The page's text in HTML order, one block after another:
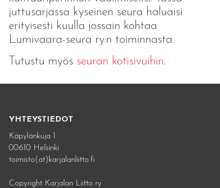
juttusarjassa kyseinen seura haluaisi
erityisesti kuulla jossain kohtaa
Lumivaara-seura ry:n toiminnasta.
Tutustu myös seuran kotisivuihin.
YHTEYSTIEDOT
Käpylänkuja 1
00610 Helsinki
toimisto(at)karjalanliitto.fi
Copyright Karjalan Liitto ry